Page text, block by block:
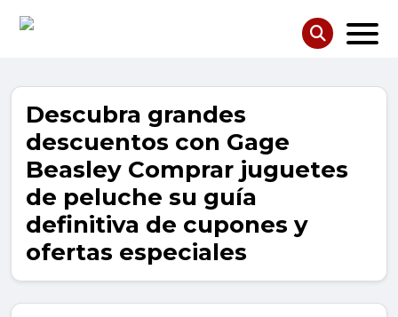
Descubra grandes
descuentos con Gage
Beasley Comprar juguetes
de peluche su guía
definitiva de cupones y
ofertas especiales